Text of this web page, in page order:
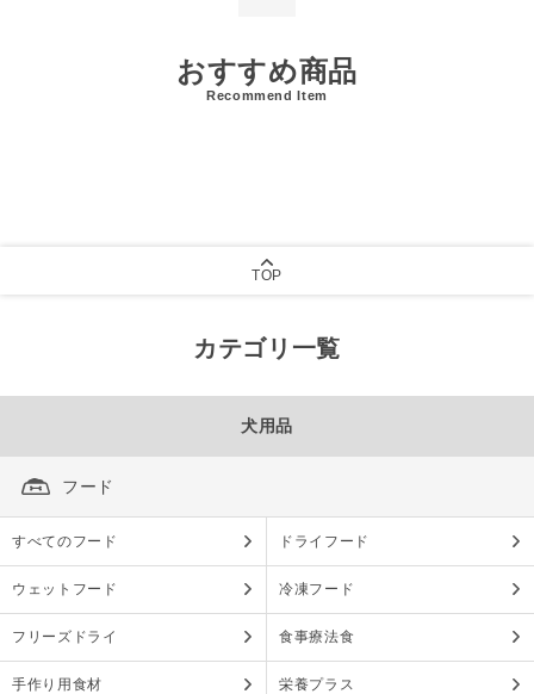
おすすめ商品
Recommend Item
TOP
カテゴリ一覧
犬用品
フード
すべてのフード ドライフード
ウェットフード 冷凍フード
フリーズドライ 食事療法食
手作り用食材 栄養プラス